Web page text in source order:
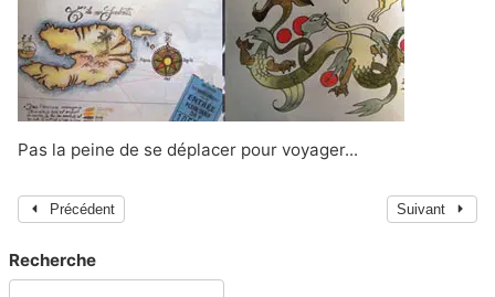
Pas la peine de se déplacer pour voyager...
Précédent Suivant
Recherche